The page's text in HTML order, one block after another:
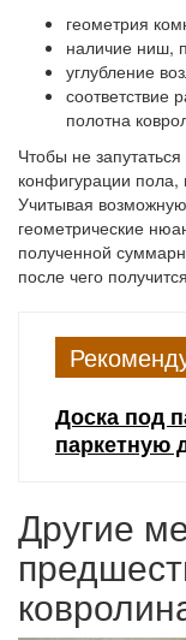
геометрия
наличие ниш,
углубление
соответствие
полотна
Чтобы не
конфигурации пола,
Учитывая
геометрические
полученной
после чего
Доска под
паркетную
Другие